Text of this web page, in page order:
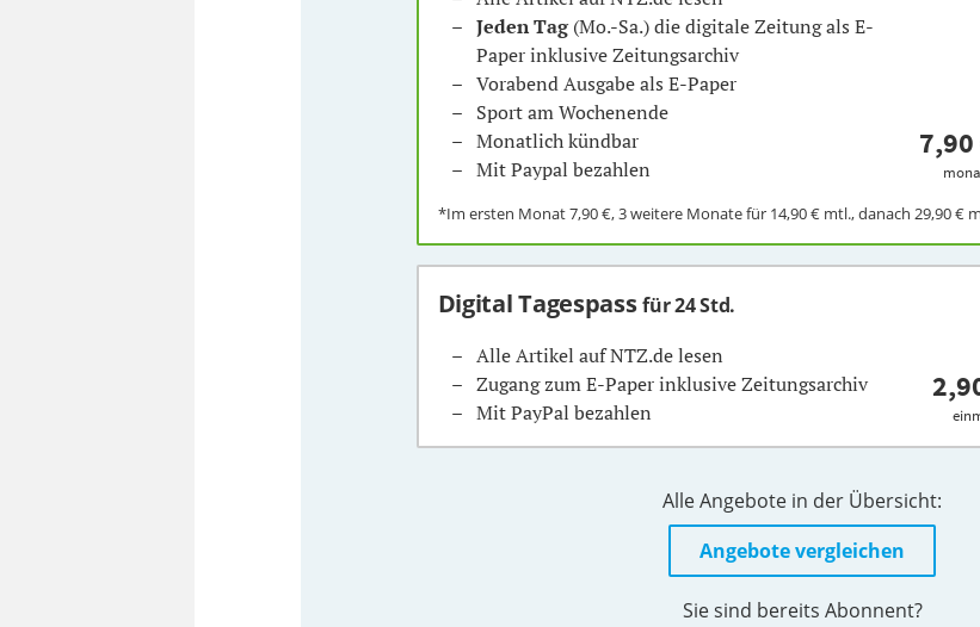
Jeden Tag(Mo.-Sa.) die digitale Zeitung als E-
Paper inklusive Zeitungsarchiv
Vorabend Ausgabe als E-Paper
Sport am Wochenende
Monatlich kündbar
Mit Paypal bezahlen
7,90
*Im ersten Monat7,90 €, 3 weitere Monate für 14,90 €mtl., danach 29,90 €
Digital Tagespassfür 24 Std.
Alle Artikel auf NTZ.de lesen
Zugang zum E-Paper inklusive Zeitungsarchiv
Mit PayPal bezahlen
Alle Angebote in der Übersicht:
Angebote vergleichen
Sie sind bereits Abonnent?